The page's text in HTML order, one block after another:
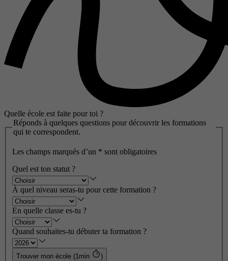
Quelle école est faite pour toi ?
Réponds à quelques questions pour découvrir les formations
qui te correspondent.
Les champs marqués d’un * sont obligatoires
Quel est ton statut ?
À quel niveau seras-tu pour cette formation ?
En quelle classe es-tu ?
Quand souhaites-tu débuter ta formation ?
Trouver mon école (1min )